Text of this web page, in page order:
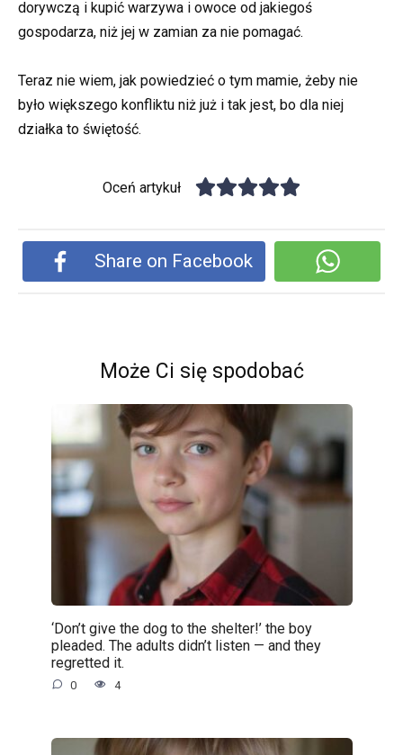
dorywczą i kupić warzywa i owoce od jakiegoś
gospodarza, niż jej w zamian za nie pomagać.
Teraz nie wiem, jak powiedzieć o tym mamie, żeby nie
było większego konfliktu niż już i tak jest, bo dla niej
działka to świętość.
Oceń artykuł
Share on Facebook
Może Ci się spodobać
‘Don’t give the dog to the shelter!’ the boy
pleaded. The adults didn’t listen — and they
regretted it.
0 4